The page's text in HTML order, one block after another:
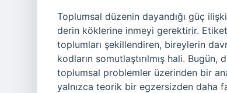
Toplumsal düzenin dayandığı güç
derin köklerine inmeyi gerektirir.
toplumları şekillendiren, bireylerin
kodların somutlaştırılmış hali.
toplumsal problemler üzerinden bir
yalnızca teorik bir egzersizden daha